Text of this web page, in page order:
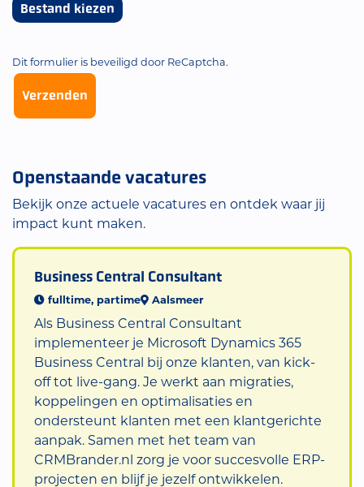
Bestand kiezen
Dit formulier is beveiligd door ReCaptcha.
Openstaande vacatures
Bekijk onze actuele vacatures en ontdek waar jij
impact kunt maken.
Business Central Consultant
fulltime, partime Aalsmeer
Als Business Central Consultant
implementeer je Microsoft Dynamics 365
Business Central bij onze klanten, van kick-
off tot live-gang. Je werkt aan migraties,
koppelingen en optimalisaties en
ondersteunt klanten met een klantgerichte
aanpak. Samen met het team van
CRMBrander.nl zorg je voor succesvolle ERP-
projecten en blijf je jezelf ontwikkelen.